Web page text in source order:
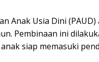
Anak Usia Dini (PAUD)
Pembinaan ini
siap memasuki